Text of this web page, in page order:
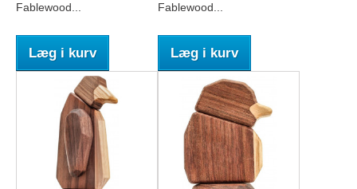
Fablewood...
Læg i kurv
Fablewood...
Læg i kurv